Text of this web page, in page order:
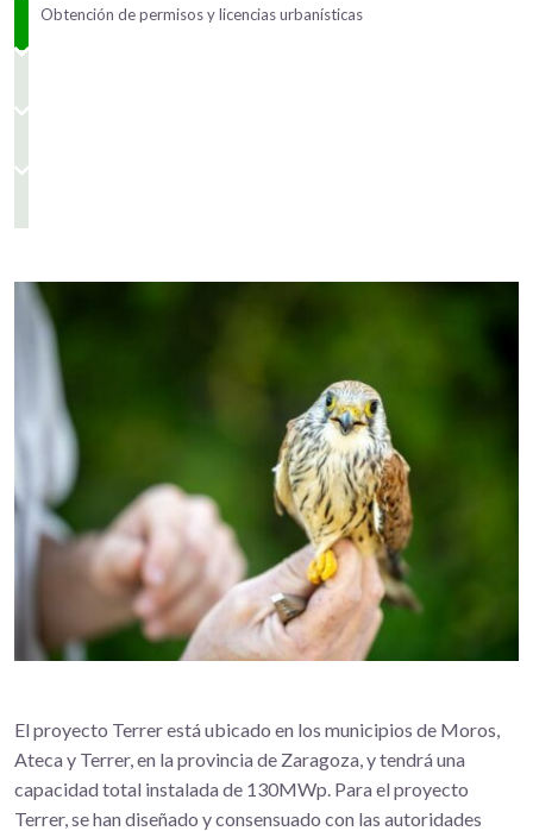
Obtención de permisos y licencias urbanísticas
El proyecto Terrer está ubicado en los municipios de Moros,
Ateca y Terrer, en la provincia de Zaragoza, y tendrá una
capacidad total instalada de 130MWp. Para el proyecto
Terrer, se han diseñado y consensuado con las autoridades